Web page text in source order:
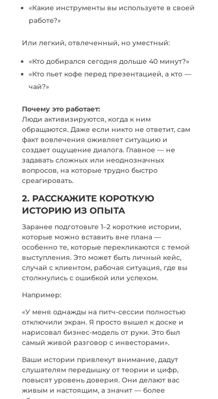
«Какие инструменты вы используете в своей
работе?»
Или легкий, отвлеченный, но уместный:
«Кто добирался сегодня дольше 40 минут?»
«Кто пьет кофе перед презентацией, а кто —
чай?»
Почему это работает:
Люди активизируются, когда к ним
обращаются. Даже если никто не ответит, сам
факт вовлечения оживляет ситуацию и
создает ощущение диалога. Главное — не
задавать сложных или неоднозначных
вопросов, на которые трудно быстро
среагировать.
2. РАССКАЖИТЕ КОРОТКУЮ
ИСТОРИЮ ИЗ ОПЫТА
Заранее подготовьте 1–2 короткие истории,
которые можно вставить вне плана —
особенно те, которые перекликаются с темой
выступления. Это может быть личный кейс,
случай с клиентом, рабочая ситуация, где вы
столкнулись с ошибкой или успехом.
Например:
«У меня однажды на питч-сессии полностью
отключили экран. Я просто вышел к доске и
нарисовал бизнес-модель от руки. Это был
самый живой разговор с инвесторами».
Ваши истории привлекут внимание, дадут
слушателям передышку от теории и цифр,
повысят уровень доверия. Они делают вас
живым и настоящим, а значит — более